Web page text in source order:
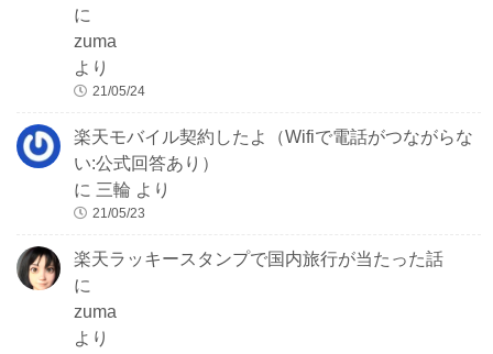
に
zuma
より
21/05/24
楽天モバイル契約したよ（Wifiで電話がつながらな
い:公式回答あり）
に三輪 より
21/05/23
楽天ラッキースタンプで国内旅行が当たった話
に
zuma
より